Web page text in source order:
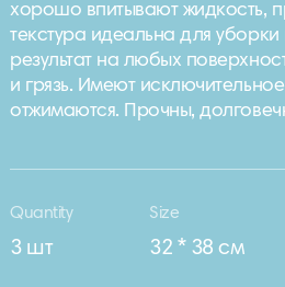
хорошо впитывают жидкость,
текстура идеальна для
результат на любых
и грязь. Имеют
отжимаются. Прочны,
Quantity
3 шт
Size
32 * 38 см